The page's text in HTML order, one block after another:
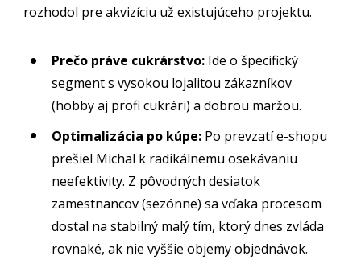
rozhodol pre akvizíciu už existujúceho projektu.
Prečo práve cukrárstvo: Ide o špecifický
segment s vysokou lojalitou zákazníkov
(hobby aj profi cukrári) a dobrou maržou.
Optimalizácia po kúpe: Po prevzatí e-shopu
prešiel Michal k radikálnemu osekávaniu
neefektivity. Z pôvodných desiatok
zamestnancov (sezónne) sa vďaka procesom
dostal na stabilný malý tím, ktorý dnes zvláda
rovnaké, ak nie vyššie objemy objednávok.